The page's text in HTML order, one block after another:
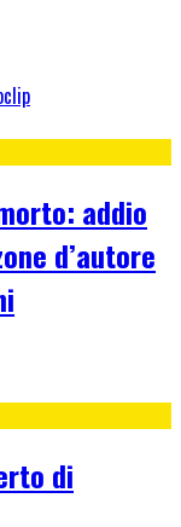
addio
d’autore
di